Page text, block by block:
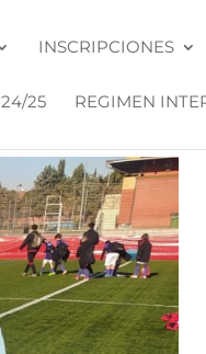
INSCRIPCIONES
25 REGIMEN